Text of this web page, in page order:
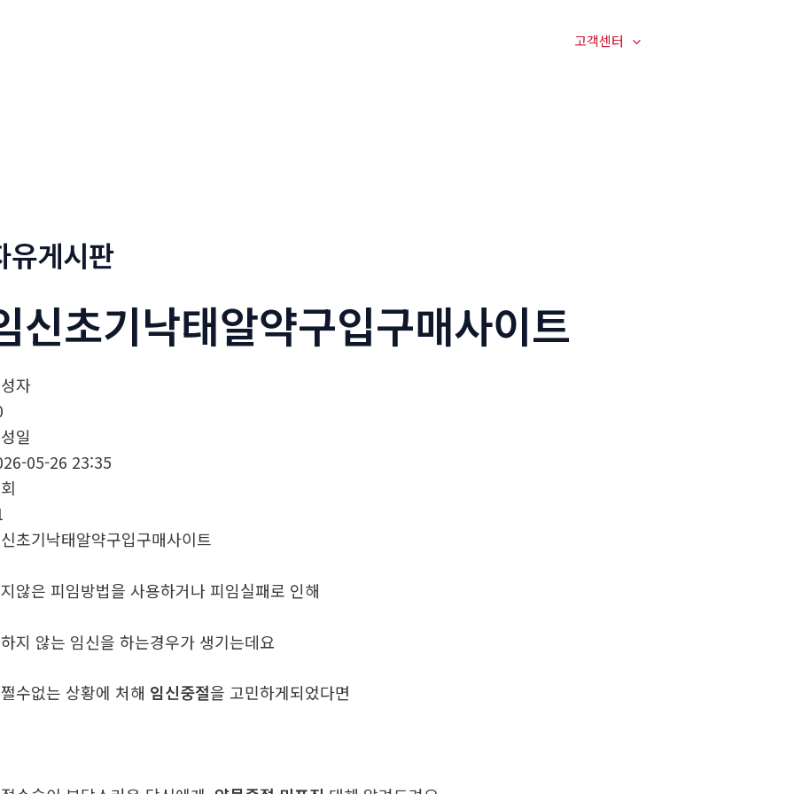
고객센터
유게시판
신초기낙태알약구입구매사이트
자
일
05-26 23:35
초기낙태알약구입구매사이트
않은 피임방법을 사용하거나 피임실패로 인해
지 않는 임신을 하는경우가 생기는데요
수없는 상황에 처해 임신중절을 고민하게되었다면